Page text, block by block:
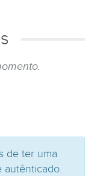
de ter uma
autênticado.